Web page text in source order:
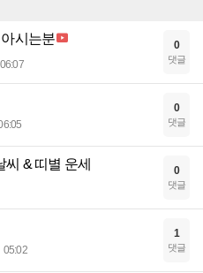
시는분
06:07
0
댓글
0
댓글
씨 & 띠별 운세 0
댓글
05:02
1
댓글